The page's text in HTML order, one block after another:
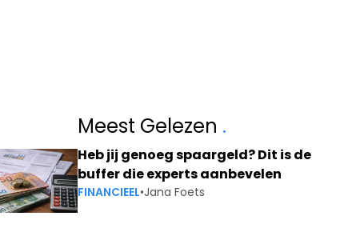
Meest Gelezen .
Heb jij genoeg spaargeld? Dit is de
buffer die experts aanbevelen
FINANCIEEL•Jana Foets